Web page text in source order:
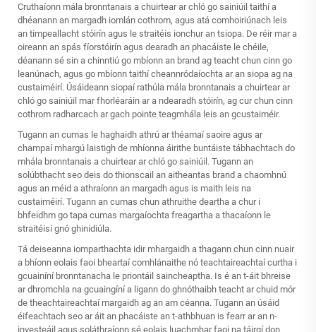
Cruthaíonn mála bronntanais a chuirtear ar chló go sainiúil taithí a
dhéanann an margadh iomlán cothrom, agus atá comhoiriúnach leis
an timpeallacht stóirín agus le straitéis ionchur an tsiopa. De réir mar a
oireann an spás fíorstóirín agus dearadh an phacáiste le chéile,
déanann sé sin a chinntiú go mbíonn an brand ag teacht chun cinn go
leanúnach, agus go mbíonn taithí cheannródaíochta ar an siopa ag na
custaiméirí. Úsáideann siopaí rathúla mála bronntanais a chuirtear ar
chló go sainiúil mar fhorléaráin ar a ndearadh stóirín, ag cur chun cinn
cothrom radharcach ar gach pointe teagmhála leis an gcustaiméir.
Tugann an cumas le haghaidh athrú ar théamaí saoire agus ar
champaí mhargú laistigh de mhíonna áirithe buntáiste tábhachtach do
mhála bronntanais a chuirtear ar chló go sainiúil. Tugann an
solúbthacht seo deis do thionscail an aitheantas brand a chaomhnú
agus an méid a athraíonn an margadh agus is maith leis na
custaiméirí. Tugann an cumas chun athruithe deartha a chur i
bhfeidhm go tapa cumas margaíochta freagartha a thacaíonn le
straitéisí gnó ghinidiúla.
Tá deiseanna iomparthachta idir mhargaidh a thagann chun cinn nuair
a bhíonn eolais faoi bheartaí comhlánaithe nó teachtaireachtaí curtha i
gcuainíní bronntanacha le priontáil saincheaptha. Is é an t-áit bhreise
ar dhromchla na gcuaingíní a ligann do ghnóthaibh teacht ar chuid mór
de theachtaireachtaí margaidh ag an am céanna. Tugann an úsáid
éifeachtach seo ar áit an phacáiste an t-athbhuan is fearr ar an n-
investeáil agus soláthraíonn sé eolais luachmhar faoi na táirgí don